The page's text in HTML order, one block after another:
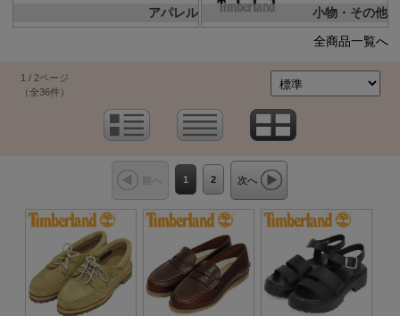
アパレル
小物・その他
全商品一覧へ
1 / 2ページ
（全36件）
前へ 1 2 次へ